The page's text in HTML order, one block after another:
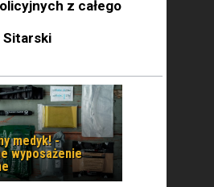
z całego
Sitarski
medyk! -
wyposażenie